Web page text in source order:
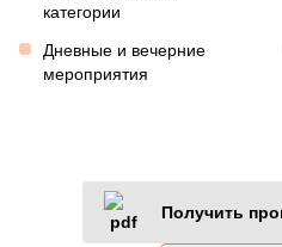
категории
Дневные и вечерние
мероприятия
Получить